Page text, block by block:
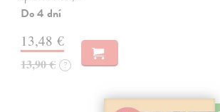
Do 4 dní
13,48 €
13,90 € ?